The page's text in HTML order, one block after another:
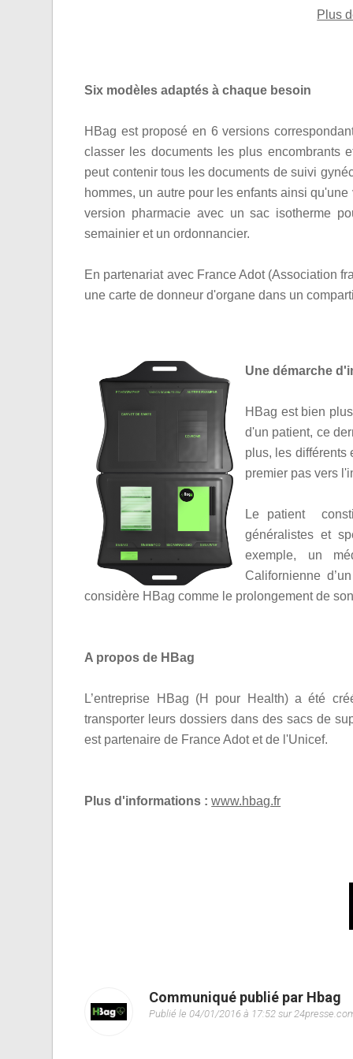
Plus
Six modèles adaptés à chaque besoin
HBag est proposé en 6 versions
classer les documents les plus encombrants
peut contenir tous les documents de suivi
hommes, un autre pour les enfants ainsi
version pharmacie avec un sac isotherme
semainier et un ordonnancier.
En partenariat avec France Adot (Association
une carte de donneur d'organe dans un
Une démarche
HBag est bien
d'un patient, ce
plus, les différents
premier pas vers
Le patient
généralistes et
exemple, un
Californienne
considère HBag comme le prolongement de
A propos de HBag
L’entreprise HBag (H pour Health) a été
transporter leurs dossiers dans des sacs de
est partenaire de France Adot et de l'Unicef.
Plus d'informations :www.hbag.fr
Communiqué publié par Hbag
Publié le 04/01/2016 à 17:52 sur